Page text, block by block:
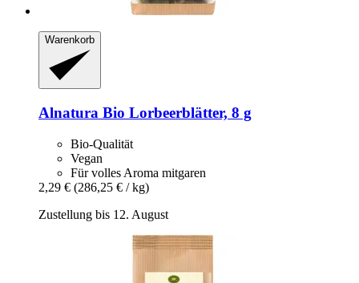
Warenkorb
Alnatura Bio Lorbeerblätter, 8 g
Bio-Qualität
Vegan
Für volles Aroma mitgaren
2,29 € (286,25 € / kg)
Zustellung bis 12. August